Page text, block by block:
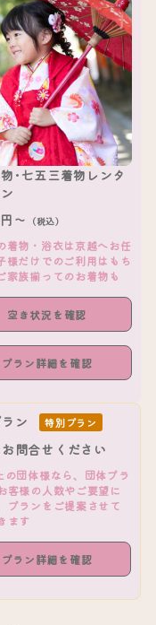
･七五三着物レンタ
～ （税込）
着物・浴衣は京越へお任
様だけでのご利用はもち
家族揃ってのお着物も
空き状況を確認
プラン詳細を確認
ン 特別プラン
問合せください
の団体様なら、団体プラ
客様の人数やご要望に
プランをご提案させて
ます
プラン詳細を確認